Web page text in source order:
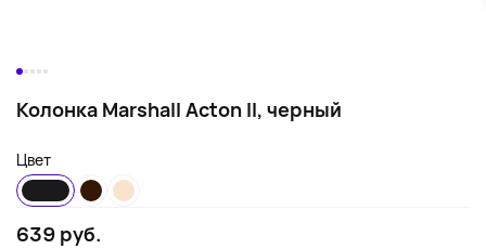
Колонка Marshall Acton II, черный
Цвет
639 руб.